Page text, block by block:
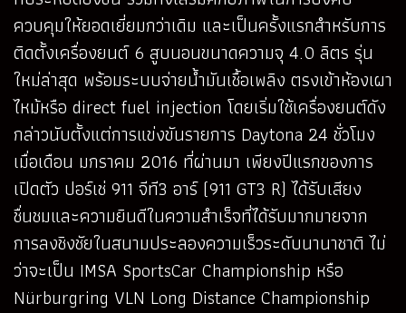
ควบคุมให้ยอดเยี่ยมกว่าเดิม และเป็นครั้งแรกสำหรับการ
ติดตั้งเครื่องยนต์ 6 สูบนอนขนาดความจุ 4.0 ลิตร รุ่น
ใหม่ล่าสุด พร้อมระบบจ่ายน้ำมันเชื้อเพลิง ตรงเข้าห้องเผา
ไหม้หรือ direct fuel injection โดยเริ่มใช้เครื่องยนต์ดัง
กล่าวนับตั้งแต่การแข่งขันรายการ Daytona 24 ชั่วโมง
เมื่อเดือน มกราคม 2016 ที่ผ่านมา เพียงปีแรกของการ
เปิดตัว ปอร์เช่ 911 จีที3 อาร์ (911 GT3 R) ได้รับเสียง
ชื่นชมและความยินดีในความสำเร็จที่ได้รับมากมายจาก
การลงชิงชัยในสนามประลองความเร็วระดับนานาชาติ ไม่
ว่าจะเป็น IMSA SportsCar Championship หรือ
Nürburgring VLN Long Distance Championship